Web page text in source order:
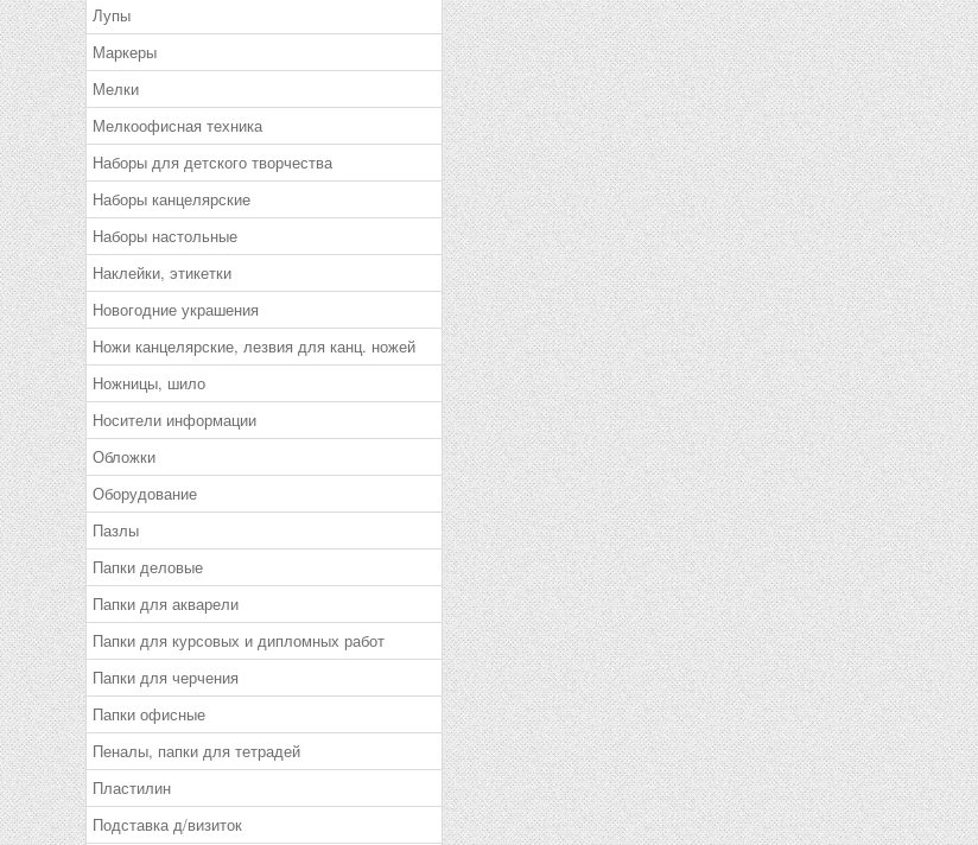
Лупы
Маркеры
Мелки
Мелкоофисная техника
Наборы для детского творчества
Наборы канцелярские
Наборы настольные
Наклейки, этикетки
Новогодние украшения
Ножи канцелярские, лезвия для канц. ножей
Ножницы, шило
Носители информации
Обложки
Оборудование
Пазлы
Папки деловые
Папки для акварели
Папки для курсовых и дипломных работ
Папки для черчения
Папки офисные
Пеналы, папки для тетрадей
Пластилин
Подставка д/визиток